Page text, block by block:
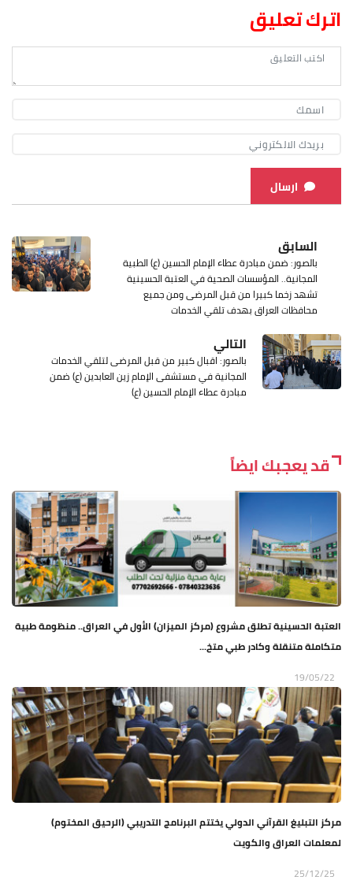
اترك تعليق
ارسال
السابق
بالصور: ضمن مبادرة عطاء الإمام الحسين (ع) الطبية
المجانية.. المؤسسات الصحية في العتبة الحسينية
تشهد زخما كبيرا من قبل المرضى ومن جميع
محافظات العراق بهدف تلقي الخدمات
التالي
بالصور: اقبال كبير من قبل المرضى لتلقي الخدمات
المجانية في مستشفى الإمام زين العابدين (ع) ضمن
مبادرة عطاء الإمام الحسين (ع)
قد يعجبك ايضاً
العتبة الحسينية تطلق مشروع (مركز الميزان) الأول في العراق.. منظومة طبية
متكاملة متنقلة وكادر طبي متخ...
19/05/22
مركز التبليغ القرآني الدولي يختتم البرنامج التدريبي (الرحيق المختوم)
لمعلمات العراق والكويت
25/12/25